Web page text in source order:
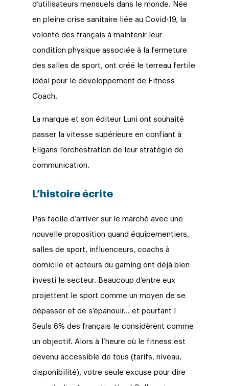
d’utilisateurs mensuels dans le monde. Née
en pleine crise sanitaire liée au Covid-19, la
volonté des français à maintenir leur
condition physique associée à la fermeture
des salles de sport, ont créé le terreau fertile
idéal pour le développement de Fitness
Coach.
La marque et son éditeur Luni ont souhaité
passerla vitesse supérieure en confiant à
Eligans l’orchestration de leur stratégie de
communication.
L’histoire écrite
Pas facile d’arriver sur le marché avec une
nouvelle proposition quand équipementiers,
salles de sport, influenceurs, coachs à
domicile et acteurs du gaming ont déjà bien
investi le secteur. Beaucoup d’entre eux
projettent le sport comme un moyen de se
dépasser et de s’épanouir… et pourtant !
Seuls 6% des français le considèrent comme
un objectif. Alors à l’heure où le fitness est
devenu accessible de tous (tarifs, niveau,
disponibilité), votre seule excuse pour dire